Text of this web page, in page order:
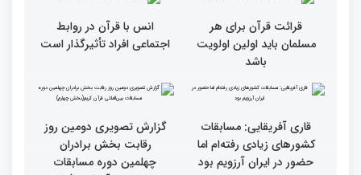
کسب موفقیت‌های متعدد
در زندگی یکی از تأثیرات
انس با قرآن است
انس با قرآن چراغ راه
است
قرائت قرآن برای هر
مسلمان باید اولین اولویت
انس با قرآن در روابط
اجتماعی افراد تأثیرگذار است